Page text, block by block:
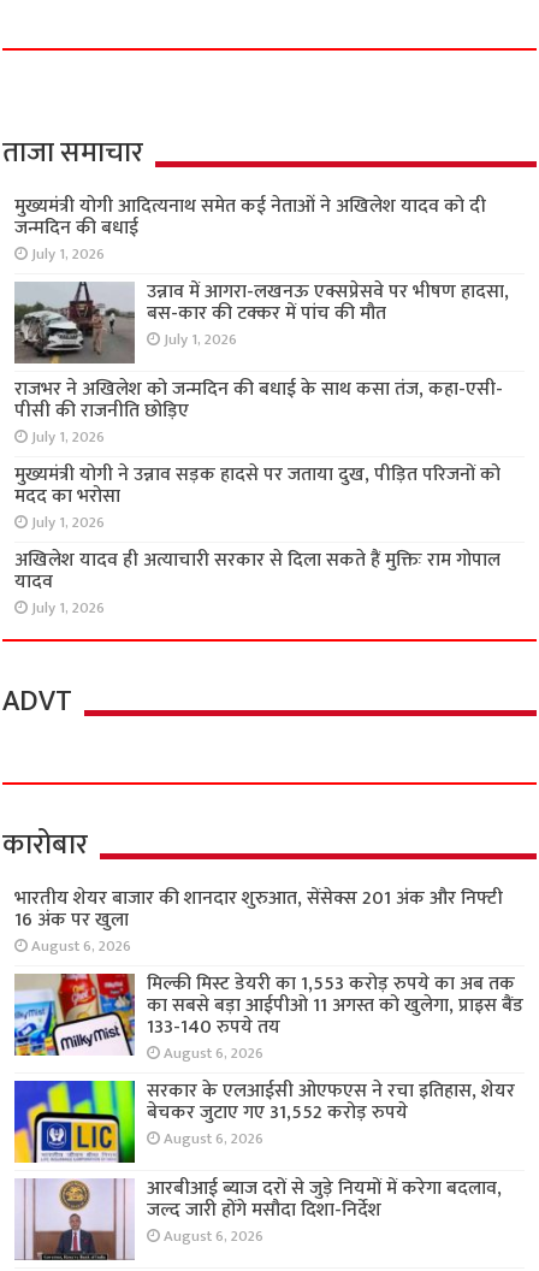
ताजा समाचार
मुख्यमंत्री योगी आदित्यनाथ समेत कई नेताओं ने अखिलेश यादव को दी
जन्मदिन की बधाई
July 1, 2026
उन्नाव में आगरा-लखनऊ एक्सप्रेसवे पर भीषण हादसा,
बस-कार की टक्कर में पांच की मौत
July 1, 2026
राजभर ने अखिलेश को जन्मदिन की बधाई के साथ कसा तंज, कहा-एसी-
पीसी की राजनीति छोड़िए
July 1, 2026
मुख्यमंत्री योगी ने उन्नाव सड़क हादसे पर जताया दुख, पीड़ित परिजनों को
मदद का भरोसा
July 1, 2026
अखिलेश यादव ही अत्याचारी सरकार से दिला सकते हैं मुक्तिः राम गोपाल
यादव
July 1, 2026
ADVT
कारोबार
भारतीय शेयर बाजार की शानदार शुरुआत, सेंसेक्स 201 अंक और निफ्टी
16 अंक पर खुला
August 6, 2026
मिल्की मिस्ट डेयरी का 1,553 करोड़ रुपये का अब तक
का सबसे बड़ा आईपीओ 11 अगस्त को खुलेगा, प्राइस बैंड
133-140 रुपये तय
August 6, 2026
सरकार के एलआईसी ओएफएस ने रचा इतिहास, शेयर
बेचकर जुटाए गए 31,552 करोड़ रुपये
August 6, 2026
आरबीआई ब्याज दरों से जुड़े नियमों में करेगा बदलाव,
जल्द जारी होंगे मसौदा दिशा-निर्देश
August 6, 2026